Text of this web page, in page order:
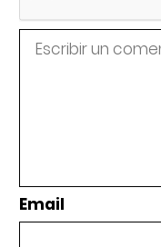
Email